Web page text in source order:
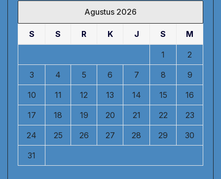
Agustus 2026
S S R K J S M
1 2
3 4 5 6 7 8 9
10 11 12 13 14 15 16
17 18 19 20 21 22 23
24 25 26 27 28 29 30
31